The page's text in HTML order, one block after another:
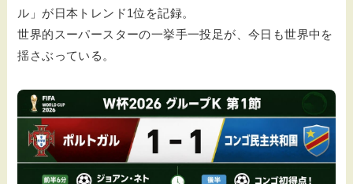
ル」が日本トレンド1位を記録。
世界的スーパースターの一挙手一投足が、今日も世界中を
揺さぶっている。